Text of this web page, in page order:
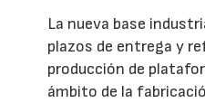
La nueva base
plazos de entrega y
producción de
ámbito de la